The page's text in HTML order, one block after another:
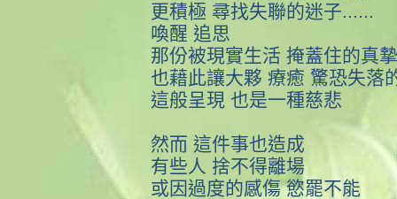
更積極 尋找失聯的迷子......
喚醒 追思
那份被現實生活 掩蓋住的真
也藉此讓大夥 療癒 驚恐失落
這般呈現 也是一種慈悲
然而 這件事也造成
有些人 捨不得離場
或因過度的感傷 慾罷不能